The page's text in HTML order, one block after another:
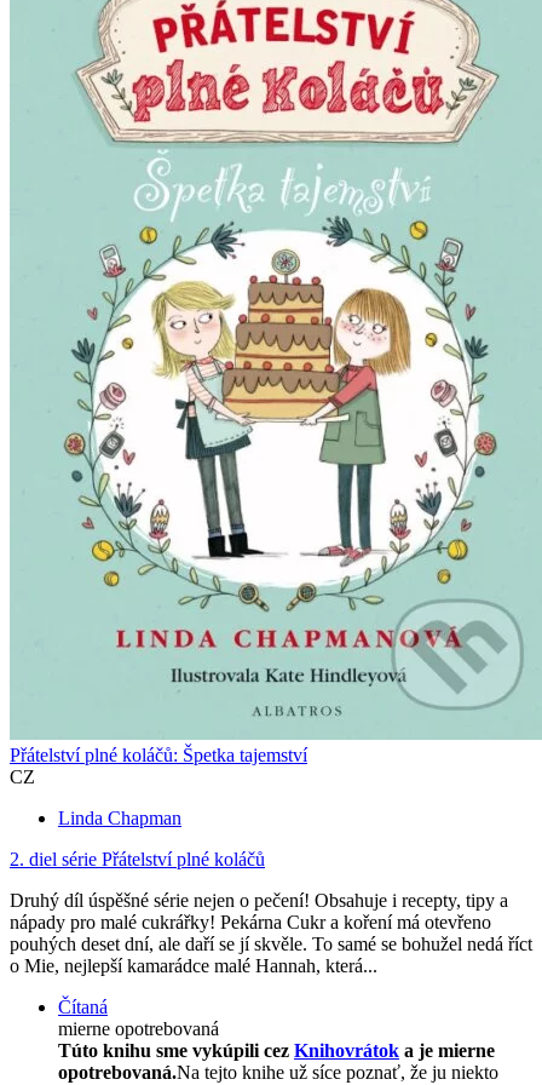
Přátelství plné koláčů: Špetka tajemství
CZ
Linda Chapman
2. diel série Přátelství plné koláčů
Druhý díl úspěšné série nejen o pečení! Obsahuje i recepty, tipy a
nápady pro malé cukrářky! Pekárna Cukr a koření má otevřeno
pouhých deset dní, ale daří se jí skvěle. To samé se bohužel nedá říct
o Mie, nejlepší kamarádce malé Hannah, která...
Čítaná
mierne opotrebovaná
Túto knihu sme vykúpili cez Knihovrátok a je mierne
opotrebovaná.Na tejto knihe už síce poznať, že ju niekto